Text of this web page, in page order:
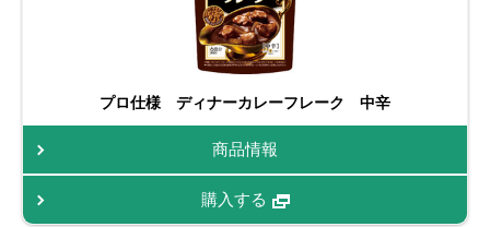
プロ仕様 ディナーカレーフレーク 中辛
商品情報
購入する